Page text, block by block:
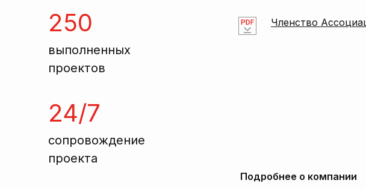
250
выполненных
проектов
24/7
сопровождение
проекта
Членство
Подробнее о компании